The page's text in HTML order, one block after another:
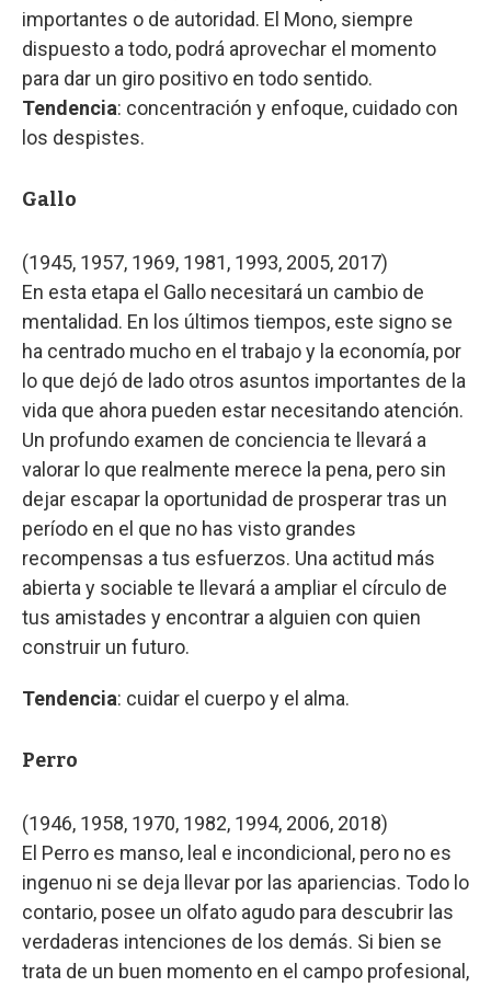
importantes o de autoridad. El Mono, siempre
dispuesto a todo, podrá aprovechar el momento
para dar un giro positivo en todo sentido.
Tendencia: concentración y enfoque, cuidado con
los despistes.
Gallo
(1945, 1957, 1969, 1981, 1993, 2005, 2017)
En esta etapa el Gallo necesitará un cambio de
mentalidad. En los últimos tiempos, este signo se
ha centrado mucho en el trabajo y la economía, por
lo que dejó de lado otros asuntos importantes de la
vida que ahora pueden estar necesitando atención.
Un profundo examen de conciencia te llevará a
valorar lo que realmente merece la pena, pero sin
dejar escapar la oportunidad de prosperar tras un
período en el que no has visto grandes
recompensas a tus esfuerzos. Una actitud más
abierta y sociable te llevará a ampliar el círculo de
tus amistades y encontrar a alguien con quien
construir un futuro.
Tendencia: cuidar el cuerpo y el alma.
Perro
(1946, 1958, 1970, 1982, 1994, 2006, 2018)
El Perro es manso, leal e incondicional, pero no es
ingenuo ni se deja llevar por las apariencias. Todo lo
contario, posee un olfato agudo para descubrir las
verdaderas intenciones de los demás. Si bien se
trata de un buen momento en el campo profesional,